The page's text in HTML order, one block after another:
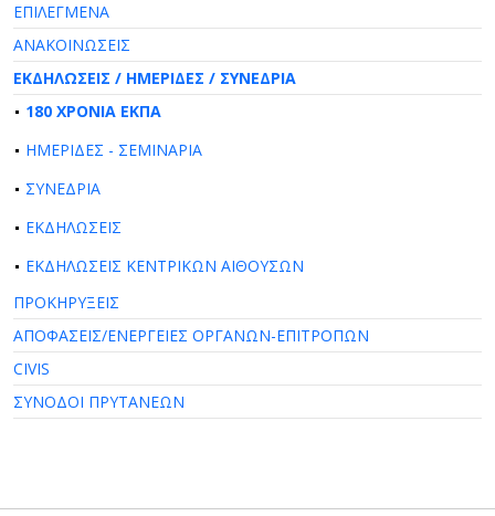
ΕΠΙΛΕΓΜΕΝΑ
ΑΝΑΚΟΙΝΩΣΕΙΣ
ΕΚΔΗΛΩΣΕΙΣ / ΗΜΕΡΙΔΕΣ / ΣΥΝΕΔΡΙΑ
180 ΧΡΟΝΙΑ ΕΚΠΑ
ΗΜΕΡΙΔΕΣ - ΣΕΜΙΝΑΡΙΑ
ΣΥΝΕΔΡΙΑ
ΕΚΔΗΛΩΣΕΙΣ
ΕΚΔΗΛΩΣΕΙΣ ΚΕΝΤΡΙΚΩΝ ΑΙΘΟΥΣΩΝ
ΠΡΟΚΗΡΥΞΕΙΣ
ΑΠΟΦΑΣΕΙΣ/ΕΝΕΡΓΕΙΕΣ ΟΡΓΑΝΩΝ-ΕΠΙΤΡΟΠΩΝ
CIVIS
ΣΥΝΟΔΟΙ ΠΡΥΤΑΝΕΩΝ